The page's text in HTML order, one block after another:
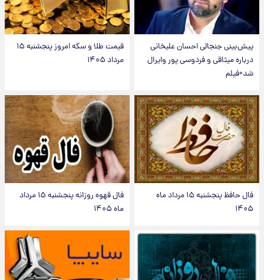
پیش‌بینی جنجالی احسان علیخانی
درباره میثاقی و فردوسی پور وایرال
شد+فیلم
قیمت طلا و سکه امروز پنجشنبه ۱۵
مرداد ۱۴۰۵
فال حافظ پنجشنبه ۱۵ مرداد ماه
۱۴۰۵
فال قهوه روزانه پنجشنبه ۱۵ مرداد
ماه ۱۴۰۵